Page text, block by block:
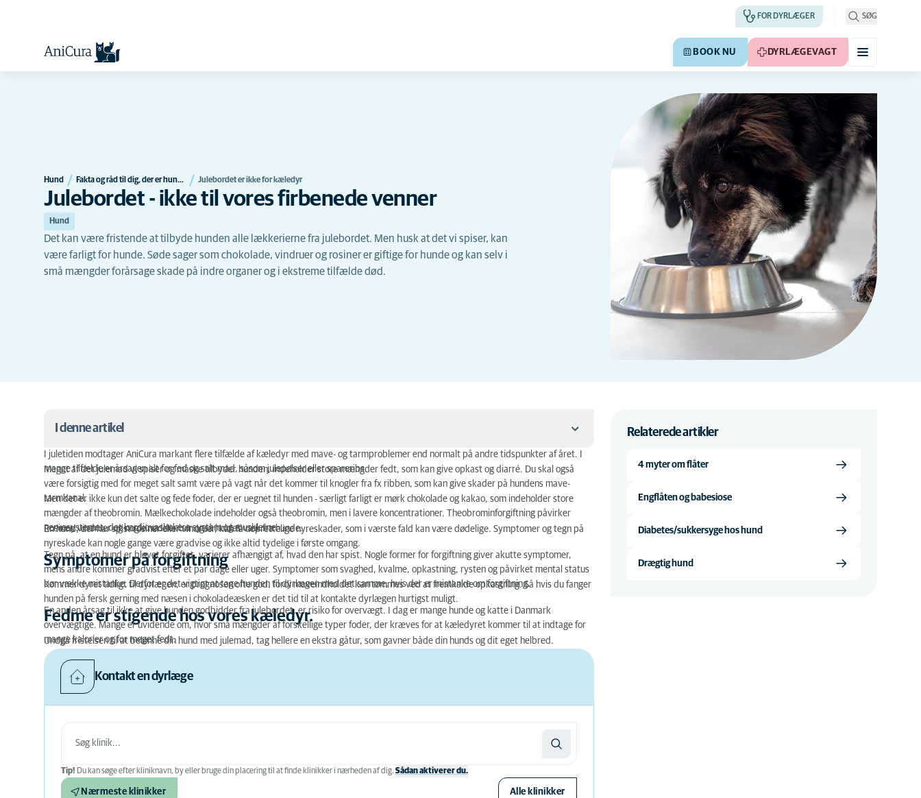
FOR DYRLÆGER SØG
BOOK NU DYRLÆGEVAGT
Hund Fakta og råd til dig, der er hundeejer Julebordet er ikke for kæledyr
Julebordet - ikke til vores firbenede venner
Hund
Det kan være fristende at tilbyde hunden alle lækkerierne fra julebordet. Men husk at det vi spiser, kan
være farligt for hunde. Søde sager som chokolade, vindruer og rosiner er giftige for hunde og kan selv i
små mængder forårsage skade på indre organer og i ekstreme tilfælde død.
I denne artikel
Symptomer på forgiftning
Fedme er stigende hos vores kæledyr.
I juletiden modtager AniCura markant flere tilfælde af kæledyr med mave- og tarmproblemer end normalt på andre tidspunkter af året. I
mange tilfælde er årsagen alt for fed og salt mad, såsom julepølser eller spareribs.
Meget af det julemad vi spiser og måske tilbyder hunden, indeholder store mængder fedt, som kan give opkast og diarré. Du skal også
være forsigtig med for meget salt samt være på vagt når det kommer til knogler fra fx ribben, som kan give skader på hundens mave-
tarmkanal.
Men det er ikke kun det salte og fede foder, der er uegnet til hunden - særligt farligt er mørk chokolade og kakao, som indeholder store
mængder af theobromin. Mælkechokolade indeholder også theobromin, men i lavere koncentrationer. Theobrominforgiftning påvirker
nervesystemet, det kardiovaskulære system og musklerne.
Rosiner, vindruer og nogle nødder bør også holdes væk fra hunde.
En hund, der har spist rosiner eller vindruer, kan få uoprettelige nyreskader, som i værste fald kan være dødelige. Symptomer og tegn på
nyreskade kan nogle gange være gradvise og ikke altid tydelige i første omgang.
Symptomer på forgiftning
Tegn på, at en hund er blevet forgiftet, varierer afhængigt af, hvad den har spist. Nogle former for forgiftning giver akutte symptomer,
mens andre kommer gradvist efter et par dage eller uger. Symptomer som svaghed, kvalme, opkastning, rysten og påvirket mental status
bør vække mistanke. Derfor er det vigtigt at tage hunden til dyrlægen med det samme, hvis der er mistanke om forgiftning.
Kommer dyret tidligt til dyrlægen, er prognosen ofte god, fordi maveindholdet kan tømmes ved at fremkalde opkastning. Så hvis du fanger
hunden på fersk gerning med næsen i chokoladeæsken er det tid til at kontakte dyrlægen hurtigst muligt.
Fedme er stigende hos vores kæledyr.
En anden årsag til ikke at give hunden godbidder fra julebordet, er risiko for overvægt. I dag er mange hunde og katte i Danmark
overvægtige. Mange er uvidende om, hvor små mængder af forskellige typer foder, der kræves for at kæledyret kommer til at indtage for
mange kalorier og for meget fedt.
Undgå fristelsen til at belønne din hund med julemad, tag hellere en ekstra gåtur, som gavner både din hunds og dit eget helbred.
Kontakt en dyrlæge
Tip! Du kan søge efter kliniknavn, by eller bruge din placering til at finde klinikker i nærheden af ​​dig. Sådan aktiverer du.
Nærmeste klinikker Alle klinikker
Relaterede artikler
4 myter om flåter
Engflåten og babesiose
Diabetes/sukkersyge hos hund
Drægtig hund